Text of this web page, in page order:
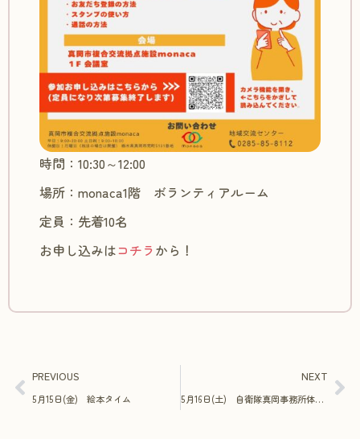
時間：10:30～12:00
場所：monaca1階 ボランティアルーム
定員：先着10名
お申し込みはコチラ から！
PREVIOUS
5月15日(金) 絵本タイム
NEXT
5月16日(土) 自衛隊真岡事務所体験イベント！トナリノ自衛隊 in monaca